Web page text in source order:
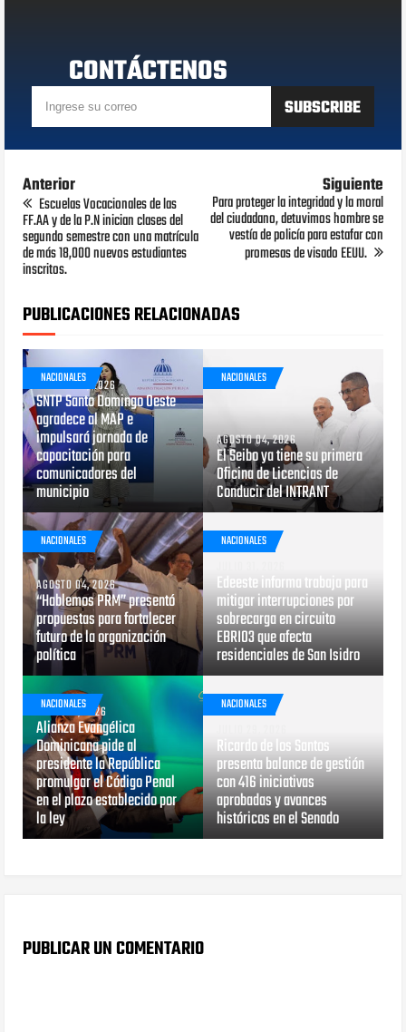
CONTÁCTENOS
Anterior
Escuelas Vocacionales de las
FF.AA y de la P.N inician clases del
segundo semestre con una matrícula
de más 18,000 nuevos estudiantes
inscritos.
Siguiente
Para proteger la integridad y la moral
del ciudadano, detuvimos hombre se
vestía de policía para estafar con
promesas de visado EEUU.
PUBLICACIONES RELACIONADAS
NACIONALES
AGOSTO 05, 2026
SNTP Santo Domingo Oeste
agradece al MAP e
impulsará jornada de
capacitación para
comunicadores del
municipio
NACIONALES
AGOSTO 04, 2026
El Seibo ya tiene su primera
Oficina de Licencias de
Conducir del INTRANT
NACIONALES
AGOSTO 04, 2026
“Hablemos PRM” presentó
propuestas para fortalecer
futuro de la organización
política
NACIONALES
Edeeste informa trabaja para
mitigar interrupciones por
sobrecarga en circuito
EBRI03 que afecta
residenciales de San Isidro
NACIONALES
JULIO 29, 2026
Alianza Evangélica
Dominicana pide al
presidente la República
promulgar el Código Penal
en el plazo establecido por
la ley
NACIONALES
Ricardo de los Santos
presenta balance de gestión
con 416 iniciativas
aprobadas y avances
históricos en el Senado
PUBLICAR UN COMENTARIO